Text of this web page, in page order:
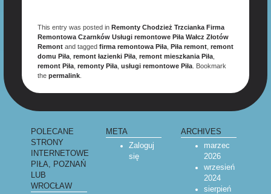
This entry was posted in Remonty Chodzież Trzcianka Firma
Remontowa Czarnków Usługi remontowe Piła Wałcz Złotów
Remontand tagged firma remontowa Piła, Piła remont, remont
domu Piła, remont łazienki Piła, remont mieszkania Piła,
remont Piła, remonty Piła, usługi remontowe Piła. Bookmark
the permalink.
POLECANE
STRONY
INTERNETOWE
PIŁA, POZNAŃ
LUB
WROCŁAW
META
Zaloguj
się
ARCHIVES
marzec
2026
wrzesień
2024
sierpień